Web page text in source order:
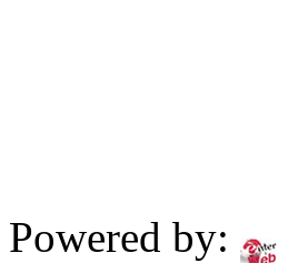
Powered by: